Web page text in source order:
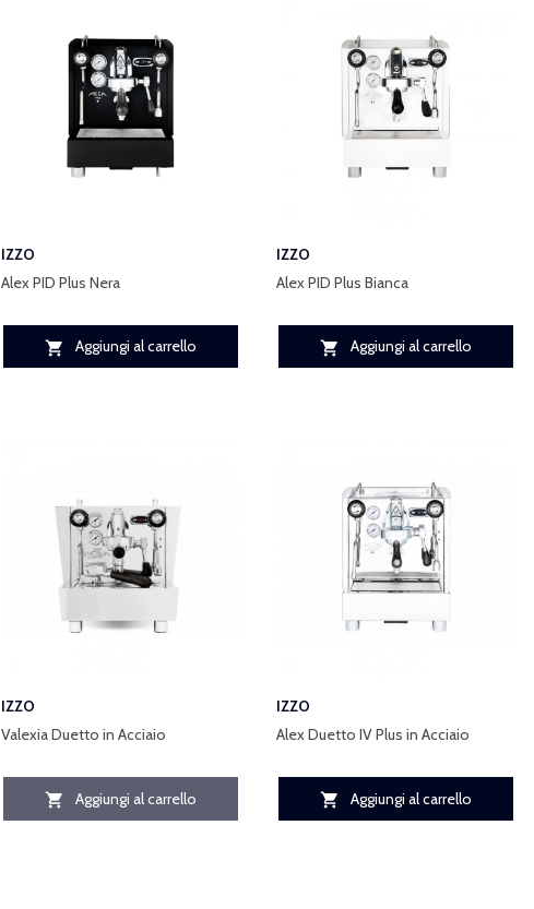
IZZO
Alex PID Plus Nera
 Aggiungi al carrello
IZZO
Alex PID Plus Bianca
 Aggiungi al carrello
IZZO
Valexia Duetto in Acciaio
 Aggiungi al carrello
IZZO
Alex Duetto IV Plus in Acciaio
 Aggiungi al carrello